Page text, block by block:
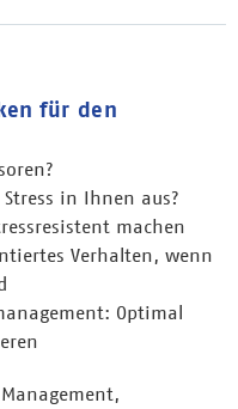
für den
in Ihnen aus?
machen
Verhalten, wenn
Optimal